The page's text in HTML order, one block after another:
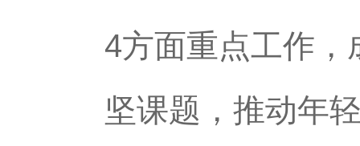
4方面重点工作
坚课题，推动年